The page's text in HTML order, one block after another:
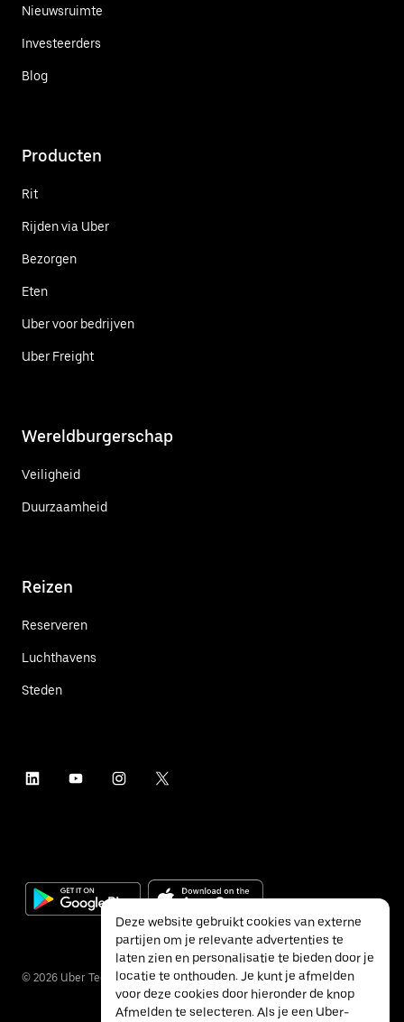
Nieuwsruimte
Investeerders
Blog
Producten
Rit
Rijden via Uber
Bezorgen
Eten
Uber voor bedrijven
Uber Freight
Wereldburgerschap
Veiligheid
Duurzaamheid
Reizen
Reserveren
Luchthavens
Steden
© 2026 Uber Technologies Inc.
Deze website gebruikt cookies van externe
partijen om je relevante advertenties te
laten zien en personalisatie te bieden door je
locatie te onthouden. Je kunt je afmelden
voor deze cookies door hieronder de knop
Afmelden te selecteren. Als je een Uber-